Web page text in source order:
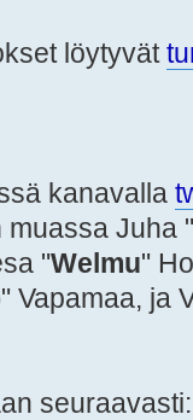
löytyvät
kanavalla
muassa Juha "
"Welmu"
" Vapamaa, ja
seuraavasti: